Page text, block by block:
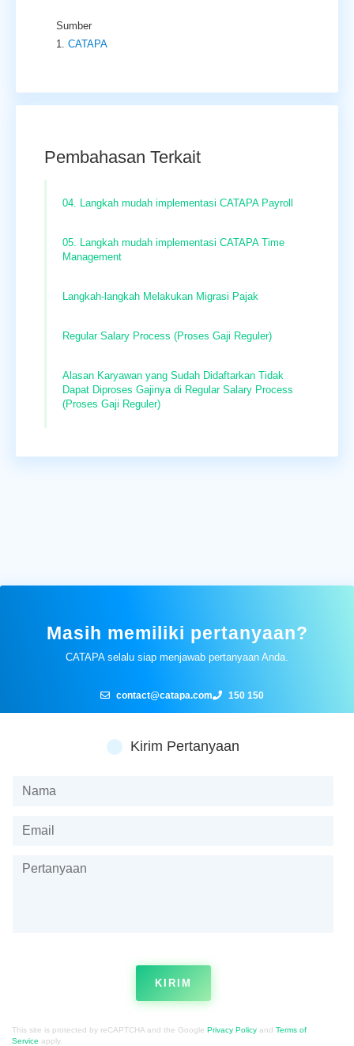
Sumber
CATAPA
Pembahasan Terkait
04. Langkah mudah implementasi CATAPA Payroll
05. Langkah mudah implementasi CATAPA Time
Management
Langkah-langkah Melakukan Migrasi Pajak
Regular Salary Process (Proses Gaji Reguler)
Alasan Karyawan yang Sudah Didaftarkan Tidak
Dapat Diproses Gajinya di Regular Salary Process
(Proses Gaji Reguler)
Masih memiliki pertanyaan?
CATAPA selalu siap menjawab pertanyaan Anda.
contact@catapa.com 150 150
Kirim Pertanyaan
KIRIM
This site is protected by reCAPTCHA and the Google Privacy Policy and Terms of
Service apply.